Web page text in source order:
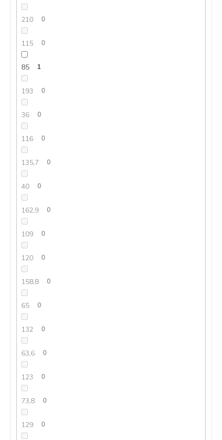
210 0
115 0
85 1
193 0
36 0
116 0
135,7 0
40 0
162,9 0
109 0
120 0
158,8 0
65 0
132 0
63,6 0
123 0
73,8 0
129 0